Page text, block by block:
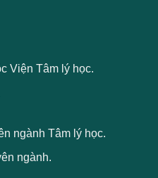
Viện Tâm lý học.
ngành Tâm lý học.
ngành.